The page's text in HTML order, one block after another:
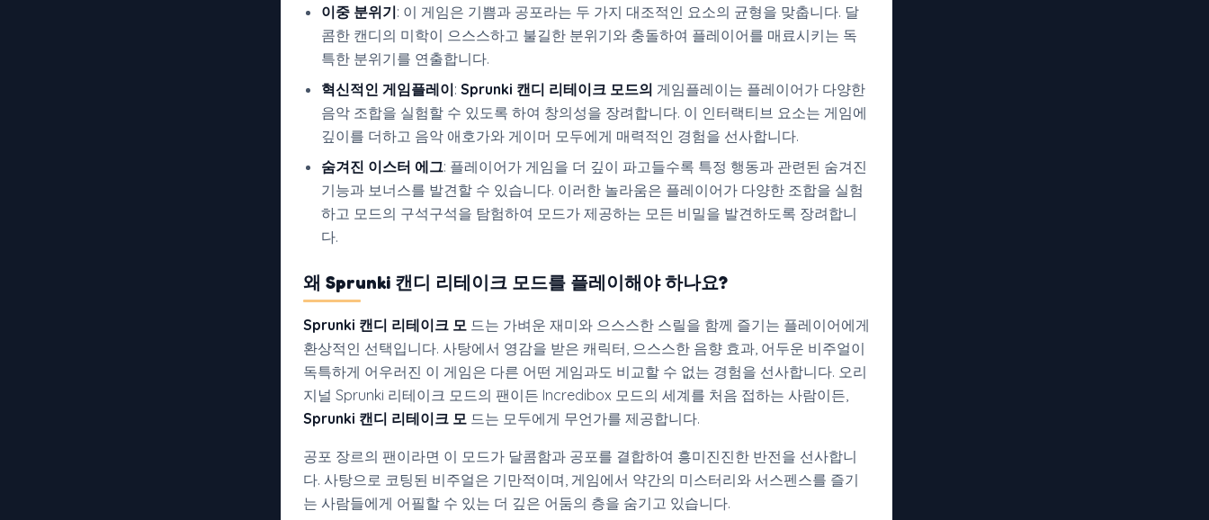
이중 분위기: 이 게임은 기쁨과 공포라는 두 가지 대조적인 요소의 균형을 맞춥니다. 달
콤한 캔디의 미학이 으스스하고 불길한 분위기와 충돌하여 플레이어를 매료시키는 독
특한 분위기를 연출합니다.
혁신적인 게임플레이: Sprunki 캔디 리테이크 모드의 게임플레이는 플레이어가 다양한
음악 조합을 실험할 수 있도록 하여 창의성을 장려합니다. 이 인터랙티브 요소는 게임에
깊이를 더하고 음악 애호가와 게이머 모두에게 매력적인 경험을 선사합니다.
숨겨진 이스터 에그: 플레이어가 게임을 더 깊이 파고들수록 특정 행동과 관련된 숨겨진
기능과 보너스를 발견할 수 있습니다. 이러한 놀라움은 플레이어가 다양한 조합을 실험
하고 모드의 구석구석을 탐험하여 모드가 제공하는 모든 비밀을 발견하도록 장려합니
다.
왜 Sprunki 캔디 리테이크 모드를 플레이해야 하나요?
Sprunki 캔디 리테이크 모 드는 가벼운 재미와 으스스한 스릴을 함께 즐기는 플레이어에게
환상적인 선택입니다. 사탕에서 영감을 받은 캐릭터, 으스스한 음향 효과, 어두운 비주얼이
독특하게 어우러진 이 게임은 다른 어떤 게임과도 비교할 수 없는 경험을 선사합니다. 오리
지널 Sprunki 리테이크 모드의 팬이든 Incredibox 모드의 세계를 처음 접하는 사람이든,
Sprunki 캔디 리테이크 모 드는 모두에게 무언가를 제공합니다.
공포 장르의 팬이라면 이 모드가 달콤함과 공포를 결합하여 흥미진진한 반전을 선사합니
다. 사탕으로 코팅된 비주얼은 기만적이며, 게임에서 약간의 미스터리와 서스펜스를 즐기
는 사람들에게 어필할 수 있는 더 깊은 어둠의 층을 숨기고 있습니다.